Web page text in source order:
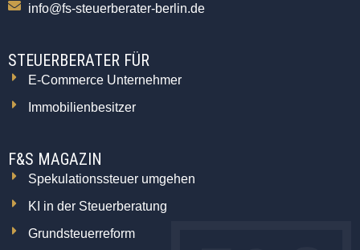
info@fs-steuerberater-berlin.de
STEUERBERATER FÜR
E-Commerce Unternehmer
Immobilienbesitzer
F&S MAGAZIN
Spekulationssteuer umgehen
KI in der Steuerberatung
Grundsteuerreform